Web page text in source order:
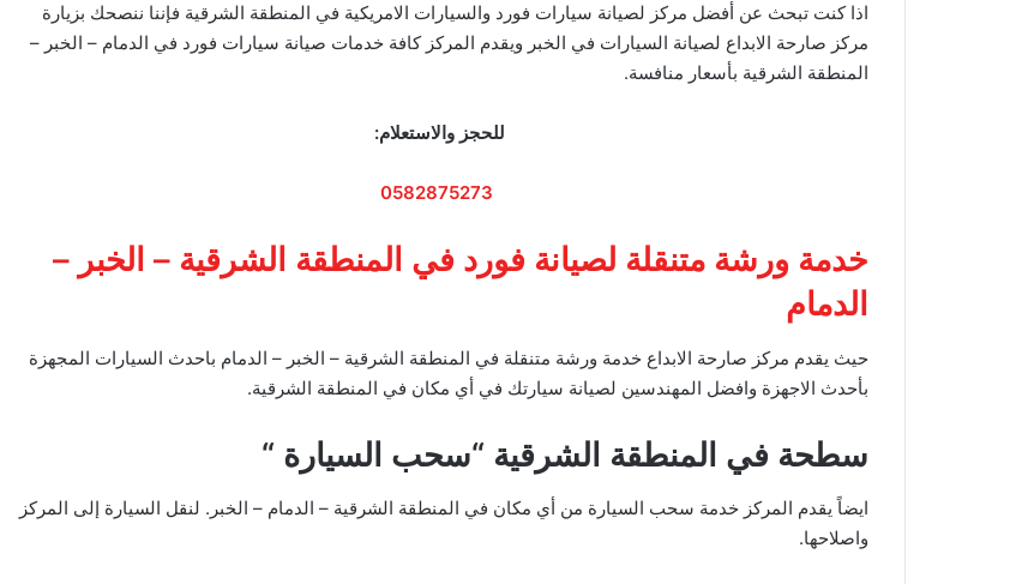
اذا كنت تبحث عن أفضل مركز لصيانة سيارات فورد والسيارات الامريكية في المنطقة الشرقية فإننا ننصحك بزيارة
مركز صارحة الابداع لصيانة السيارات في الخبر ويقدم المركز كافة خدمات صيانة سيارات فورد في الدمام – الخبر –
المنطقة الشرقية بأسعار منافسة.
للحجز والاستعلام:
0582875273
خدمة ورشة متنقلة لصيانة فورد في المنطقة الشرقية – الخبر –
الدمام
حيث يقدم مركز صارحة الابداع خدمة ورشة متنقلة في المنطقة الشرقية – الخبر – الدمام باحدث السيارات المجهزة
بأحدث الاجهزة وافضل المهندسين لصيانة سيارتك في أي مكان في المنطقة الشرقية.
سطحة في المنطقة الشرقية “سحب السيارة “
ايضاً يقدم المركز خدمة سحب السيارة من أي مكان في المنطقة الشرقية – الدمام – الخبر. لنقل السيارة إلى المركز
واصلاحها.